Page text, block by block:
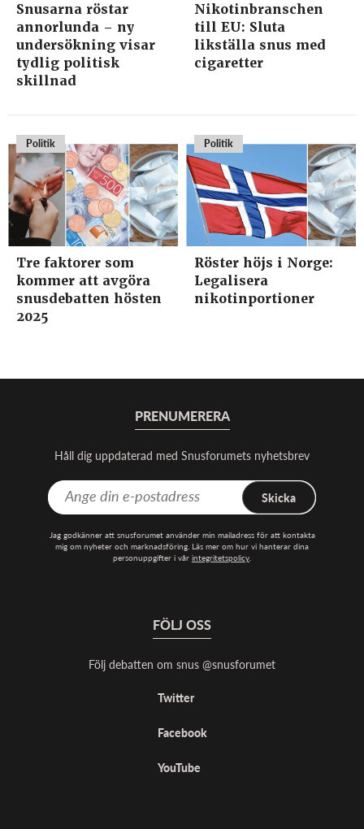
Snusarna röstar
annorlunda – ny
undersökning visar
tydlig politisk
skillnad
Nikotinbranschen
till EU: Sluta
likställa snus med
cigaretter
Politik
Tre faktorer som
kommer att avgöra
snusdebatten hösten
2025
Politik
Röster höjs i Norge:
Legalisera
nikotinportioner
PRENUMERERA
Håll dig uppdaterad med Snusforumets nyhetsbrev
Skicka
Jag godkänner att snusforumet använder min mailadress för att kontakta
mig om nyheter och marknadsföring. Läs mer om hur vi hanterar dina
personuppgifter i vår integritetspolicy.
FÖLJ OSS
Följ debatten om snus @snusforumet
Twitter
Facebook
YouTube